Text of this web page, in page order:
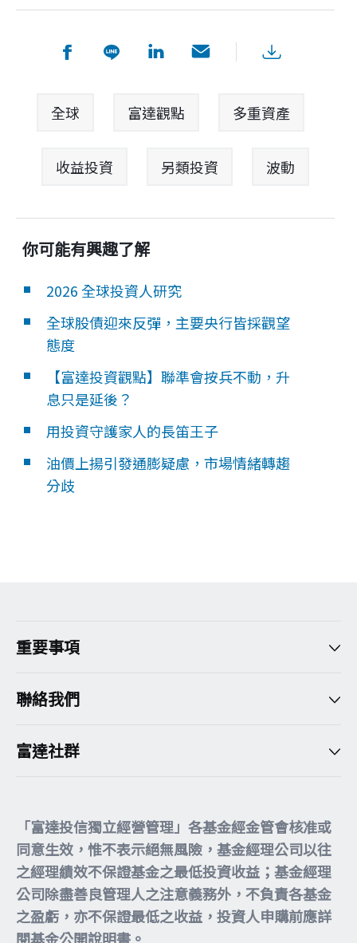
全球 富達觀點 多重資產
收益投資 另類投資 波動
你可能有興趣了解
2026 全球投資人研究
全球股債迎來反彈，主要央行皆採觀望
態度
【富達投資觀點】聯準會按兵不動，升
息只是延後？
用投資守護家人的長笛王子
油價上揚引發通膨疑慮，市場情緒轉趨
分歧
重要事項
聯絡我們
富達社群
「富達投信獨立經營管理」各基金經金管會核准或
同意生效，惟不表示絕無風險，基金經理公司以往
之經理績效不保證基金之最低投資收益；基金經理
公司除盡善良管理人之注意義務外，不負責各基金
之盈虧，亦不保證最低之收益，投資人申購前應詳
閱基金公開說明書。